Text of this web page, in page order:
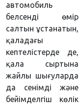
автомобиль
белсенді өмір
салтын ұстанатын,
қаладағы
кептелістерде де,
қала сыртына
жайлы шығуларда
да сенімді және
бейімделгіш көлік